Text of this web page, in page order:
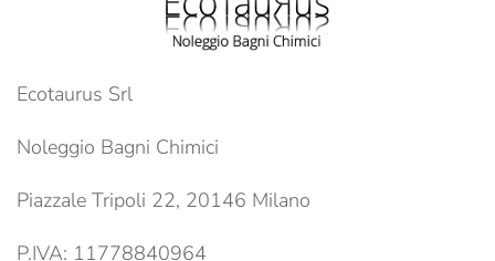
Ecotaurus Srl
Noleggio Bagni Chimici
Piazzale Tripoli 22, 20146 Milano
P.IVA: 11778840964